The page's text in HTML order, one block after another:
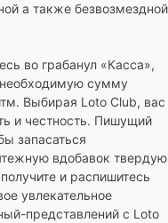
а также безвозмездной
во грабанул «Касса»,
сумму
Выбирая Loto Club, вас
и честность. Пишущий
запасаться
вдобавок твердую
и распишитесь
увлекательное
представлений с Loto